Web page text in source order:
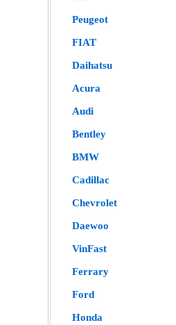
Peugeot
FIAT
Daihatsu
Acura
Audi
Bentley
BMW
Cadillac
Chevrolet
Daewoo
VinFast
Ferrary
Ford
Honda